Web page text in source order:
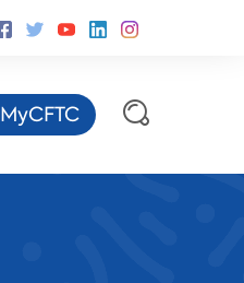
MyCFTC